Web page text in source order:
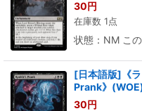
30円
在庫数 1点
状態：NM こ
[日本語版]《
Prank》
30円